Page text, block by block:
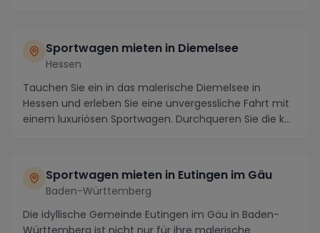
Sportwagen mieten in Diemelsee
Hessen
Tauchen Sie ein in das malerische Diemelsee in
Hessen und erleben Sie eine unvergessliche Fahrt mit
einem luxuriösen Sportwagen. Durchqueren Sie die k...
Sportwagen mieten in Eutingen im Gäu
Baden-Württemberg
Die idyllische Gemeinde Eutingen im Gäu in Baden-
Württemberg ist nicht nur für ihre malerische